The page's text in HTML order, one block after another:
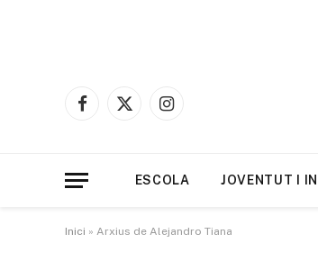
Facebook
X
Instagram
ESCOLA JOVENTUT I
Inici » Arxius de Alejandro Tiana